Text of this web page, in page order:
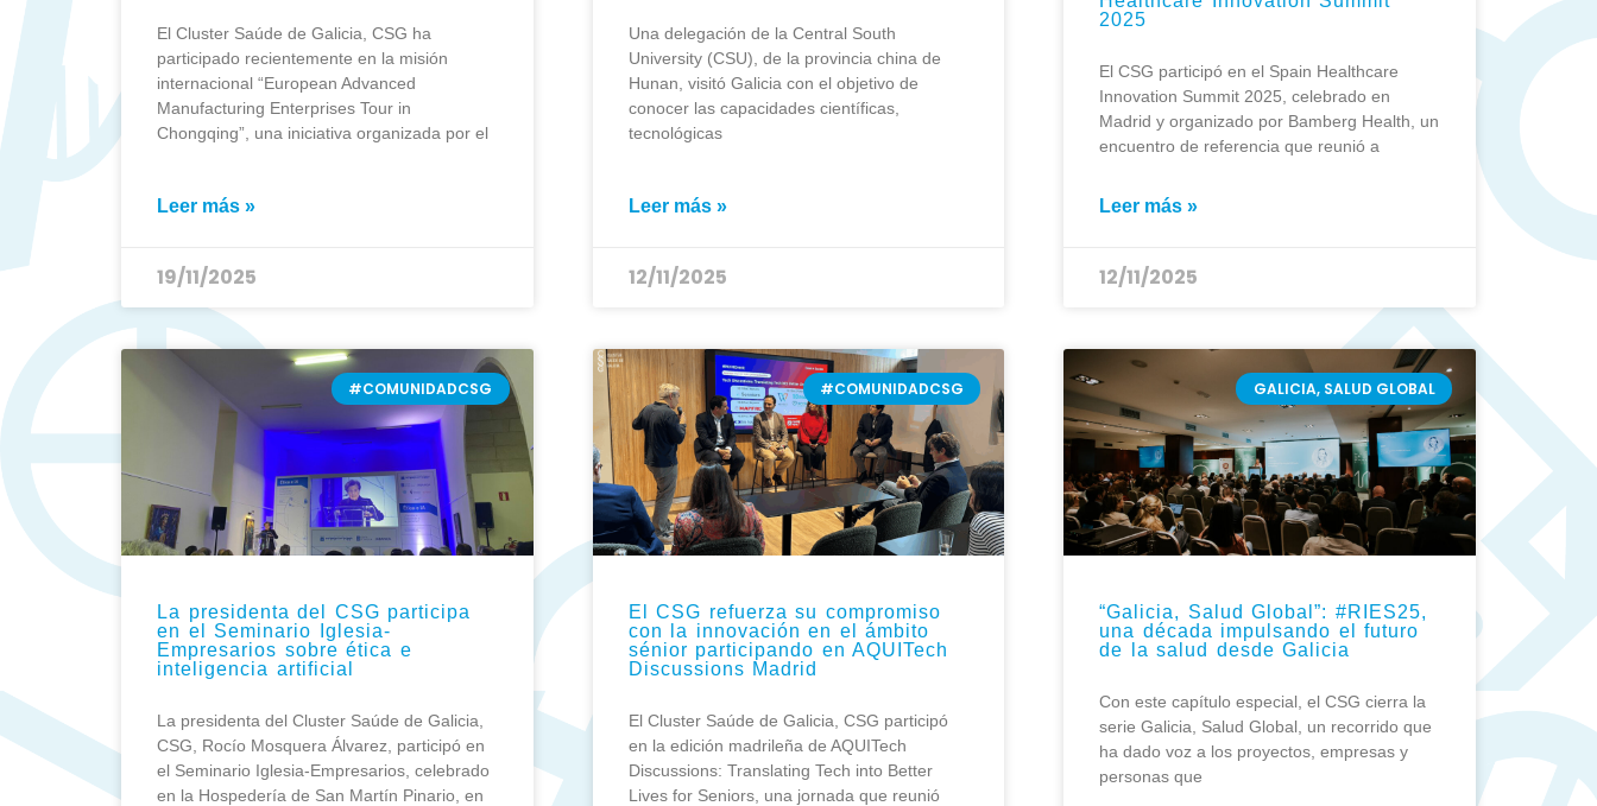
El Cluster Saúde de Galicia, CSG ha
participado recientemente en la misión
internacional “European Advanced
Manufacturing Enterprises Tour in
Chongqing”, una iniciativa organizada por el
Leer más »
19/11/2025
Una delegación de la Central South
University (CSU), de la provincia china de
Hunan, visitó Galicia con el objetivo de
conocer las capacidades científicas,
tecnológicas
Leer más »
12/11/2025
2025
El CSG participó en el Spain Healthcare
Innovation Summit 2025, celebrado en
Madrid y organizado por Bamberg Health, un
encuentro de referencia que reunió a
Leer más »
12/11/2025
#COMUNIDADCSG
La presidenta del CSG participa
en el Seminario Iglesia-
Empresarios sobre ética e
inteligencia artificial
La presidenta del Cluster Saúde de Galicia,
CSG, Rocío Mosquera Álvarez, participó en
el Seminario Iglesia-Empresarios, celebrado
en la Hospedería de San Martín Pinario, en
#COMUNIDADCSG
El CSG refuerza su compromiso
con la innovación en el ámbito
sénior participando en AQUITech
Discussions Madrid
El Cluster Saúde de Galicia, CSG participó
en la edición madrileña de AQUITech
Discussions: Translating Tech into Better
Lives for Seniors, una jornada que reunió
GALICIA, SALUD GLOBAL
“Galicia, Salud Global”: #RIES25,
una década impulsando el futuro
de la salud desde Galicia
Con este capítulo especial, el CSG cierra la
serie Galicia, Salud Global, un recorrido que
ha dado voz a los proyectos, empresas y
personas que